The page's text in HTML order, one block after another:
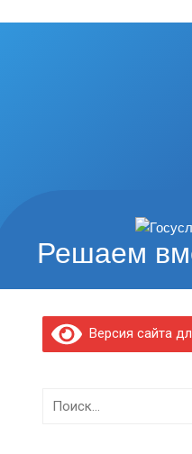
Решаем
Версия сайта
Найти: